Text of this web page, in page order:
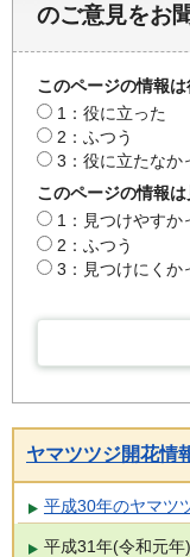
のご意見をお
このページの情報
1：役に立った
2：ふつう
3：役に立たなか
このページの情報
1：見つけやすか
2：ふつう
3：見つけにくか
ヤマツツジ開花情
平成30年のヤマツ
平成31年(令和元